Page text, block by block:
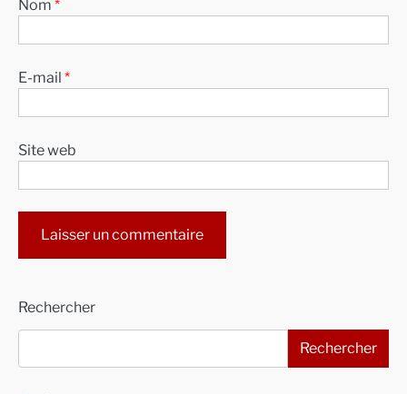
Nom *
E-mail *
Site web
Rechercher
Rechercher